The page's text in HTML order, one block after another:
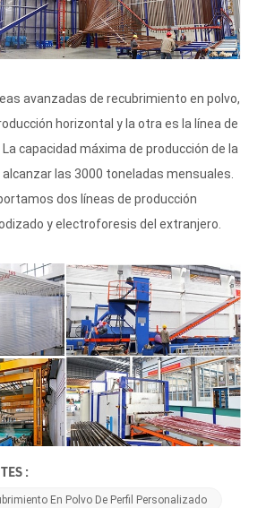
avanzadas de recubrimiento en polvo,
horizontal y la otra es la línea de
capacidad máxima de producción de la
alcanzar las 3000 toneladas mensuales.
dos líneas de producción
y electroforesis del extranjero.
:
En Polvo De Perfil Personalizado